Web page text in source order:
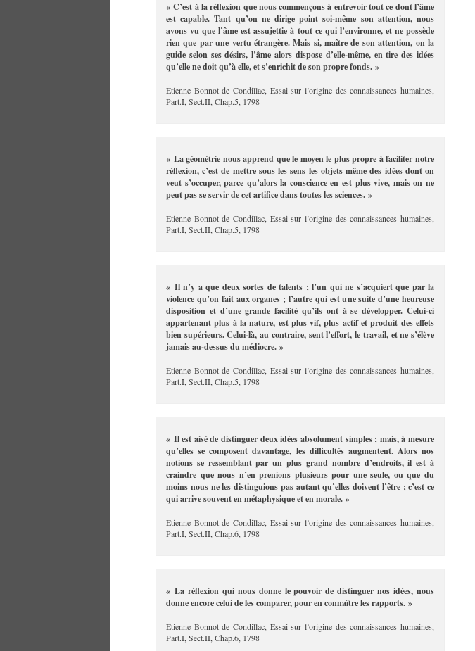
« C’est à la réflexion que nous commençons à entrevoir tout ce dont l’âme
est capable. Tant qu’on ne dirige point soi-même son attention, nous
avons vu que l’âme est assujettie à tout ce qui l’environne, et ne possède
rien que par une vertu étrangère. Mais si, maître de son attention, on la
guide selon ses désirs, l’âme alors dispose d’elle-même, en tire des idées
qu’elle ne doit qu’à elle, et s’enrichit de son propre fonds. »
Etienne Bonnot de Condillac, Essai sur l’origine des connaissances humaines,
Part.I, Sect.II, Chap.5, 1798
« La géométrie nous apprend que le moyen le plus propre à faciliter notre
réflexion, c’est de mettre sous les sens les objets même des idées dont on
veut s’occuper, parce qu’alors la conscience en est plus vive, mais on ne
peut pas se servir de cet artifice dans toutes les sciences. »
Etienne Bonnot de Condillac, Essai sur l’origine des connaissances humaines,
Part.I, Sect.II, Chap.5, 1798
« Il n’y a que deux sortes de talents ; l’un qui ne s’acquiert que par la
violence qu’on fait aux organes ; l’autre qui est une suite d’une heureuse
disposition et d’une grande facilité qu’ils ont à se développer. Celui-ci
appartenant plus à la nature, est plus vif, plus actif et produit des effets
bien supérieurs. Celui-là, au contraire, sent l’effort, le travail, et ne s’élève
jamais au-dessus du médiocre. »
Etienne Bonnot de Condillac, Essai sur l’origine des connaissances humaines,
Part.I, Sect.II, Chap.5, 1798
« Il est aisé de distinguer deux idées absolument simples ; mais, à mesure
qu’elles se composent davantage, les difficultés augmentent. Alors nos
notions se ressemblant par un plus grand nombre d’endroits, il est à
craindre que nous n’en prenions plusieurs pour une seule, ou que du
moins nous ne les distinguions pas autant qu’elles doivent l’être ; c’est ce
qui arrive souvent en métaphysique et en morale. »
Etienne Bonnot de Condillac, Essai sur l’origine des connaissances humaines,
Part.I, Sect.II, Chap.6, 1798
« La réflexion qui nous donne le pouvoir de distinguer nos idées, nous
donne encore celui de les comparer, pour en connaître les rapports. »
Etienne Bonnot de Condillac, Essai sur l’origine des connaissances humaines,
Part.I, Sect.II, Chap.6, 1798